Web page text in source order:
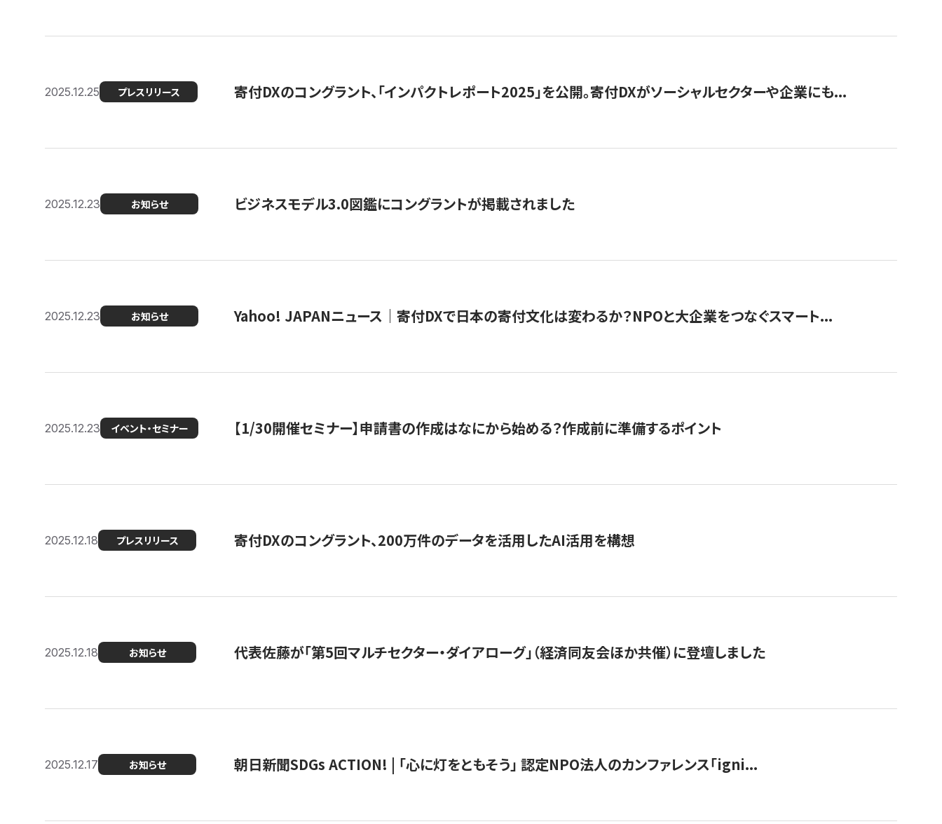
2025.12.25 プレスリリース 寄付DXのコングラント、「インパクトレポート2025」を公開。寄付DXがソーシャルセクターや企業にも...
2025.12.23 お知らせ ビジネスモデル3.0図鑑にコングラントが掲載されました
2025.12.23 お知らせ Yahoo! JAPANニュース｜寄付DXで日本の寄付文化は変わるか？NPOと大企業をつなぐスマート...
2025.12.23 イベント・セミナー 【1/30開催セミナー】申請書の作成はなにから始める？作成前に準備するポイント
2025.12.18 プレスリリース 寄付DXのコングラント、200万件のデータを活用したAI活用を構想
2025.12.18 お知らせ 代表佐藤が「第5回マルチセクター・ダイアローグ」（経済同友会ほか共催）に登壇しました
2025.12.17 お知らせ 朝日新聞SDGs ACTION! | 「心に灯をともそう」 認定NPO法人のカンファレンス「igni...